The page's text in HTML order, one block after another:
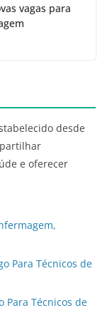
vagas para
desde
e oferecer
Para Técnicos de
Para Técnicos de